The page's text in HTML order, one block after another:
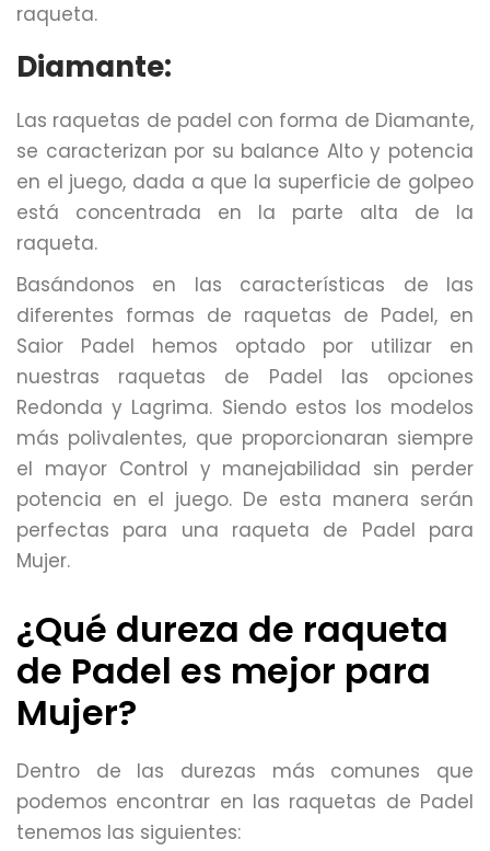
raqueta.
Diamante:
Las raquetas de padel con forma de Diamante,
se caracterizan por su balance Alto y potencia
en el juego, dada a que la superficie de golpeo
está concentrada en la parte alta de la
raqueta.
Basándonos en las características de las
diferentes formas de raquetas de Padel, en
Saior Padel hemos optado por utilizar en
nuestras raquetas de Padel las opciones
Redonda y Lagrima. Siendo estos los modelos
más polivalentes, que proporcionaran siempre
el mayor Control y manejabilidad sin perder
potencia en el juego. De esta manera serán
perfectas para una raqueta de Padel para
Mujer.
¿Qué dureza de raqueta
de Padel es mejor para
Mujer?
Dentro de las durezas más comunes que
podemos encontrar en las raquetas de Padel
tenemos las siguientes: